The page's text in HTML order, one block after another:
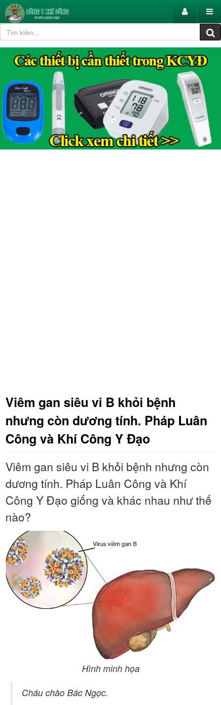
Viêm gan siêu vi B khỏi bệnh
nhưng còn dương tính. Pháp Luân
Công và Khí Công Y Đạo
Viêm gan siêu vi B khỏi bệnh nhưng còn
dương tính. Pháp Luân Công và Khí
Công Y Đạo giống và khác nhau như thế
nào?
Hình minh họa
Cháu chào Bác Ngọc.